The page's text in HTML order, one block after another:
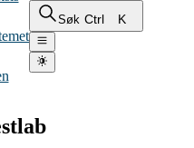
Søk Ctrl K